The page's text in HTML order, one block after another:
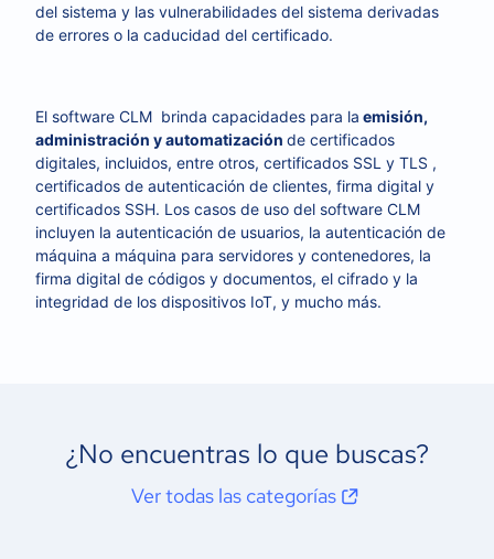
del sistema y las vulnerabilidades del sistema derivadas
de errores o la caducidad del certificado.
El software CLM brinda capacidades para la emisión,
administración y automatización de certificados
digitales, incluidos, entre otros, certificados SSL y TLS ,
certificados de autenticación de clientes, firma digital y
certificados SSH. Los casos de uso del software CLM
incluyen la autenticación de usuarios, la autenticación de
máquina a máquina para servidores y contenedores, la
firma digital de códigos y documentos, el cifrado y la
integridad de los dispositivos IoT, y mucho más.
¿No encuentras lo que buscas?
Ver todas las categorías